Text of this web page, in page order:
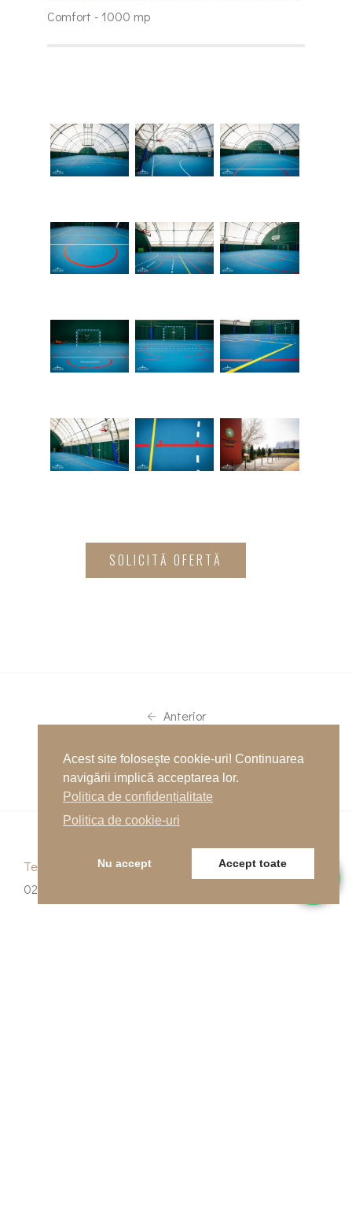
Comfort - 1000 mp
SOLICITĂ OFERTĂ
Anterior
Următor
Telefon
0262-215334
Acest site foloseşte cookie-uri! Continuarea
navigării implică acceptarea lor.
Politica de confidențialitate
Politica de cookie-uri
Nu accept Accept toate